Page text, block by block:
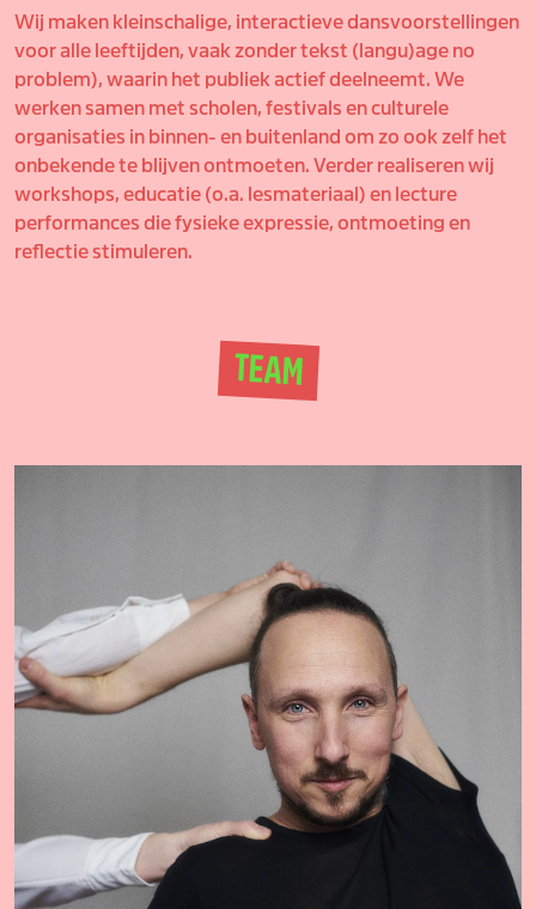
Wij maken kleinschalige, interactieve dansvoorstellingen
voor alle leeftijden, vaak zonder tekst (langu)age no
problem), waarin het publiek actief deelneemt. We
werken samen met scholen, festivals en culturele
organisaties in binnen- en buitenland om zo ook zelf het
onbekende te blijven ontmoeten. Verder realiseren wij
workshops, educatie (o.a. lesmateriaal) en lecture
performances die fysieke expressie, ontmoeting en
reflectie stimuleren.
TEAM